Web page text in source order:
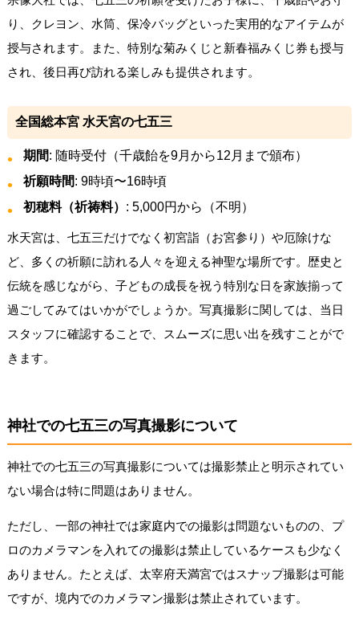
り、クレヨン、水筒、保冷バッグといった実用的なアイテムが
授与されます。また、特別な菊みくじと新春福みくじ券も授与
され、後日再び訪れる楽しみも提供されます。
全国総本宮 水天宮の七五三
期間: 随時受付（千歳飴を9月から12月まで頒布）
祈願時間: 9時頃〜16時頃
初穂料（祈祷料） : 5,000円から（不明）
水天宮は、七五三だけでなく初宮詣（お宮参り）や厄除けな
ど、多くの祈願に訪れる人々を迎える神聖な場所です。歴史と
伝統を感じながら、子どもの成長を祝う特別な日を家族揃って
過ごしてみてはいかがでしょうか。写真撮影に関しては、当日
スタッフに確認することで、スムーズに思い出を残すことがで
きます。
神社での七五三の写真撮影について
神社での七五三の写真撮影については撮影禁止と明示されてい
ない場合は特に問題はありません。
ただし、一部の神社では家庭内での撮影は問題ないものの、プ
ロのカメラマンを入れての撮影は禁止しているケースも少なく
ありません。たとえば、太宰府天満宮ではスナップ撮影は可能
ですが、境内でのカメラマン撮影は禁止されています。